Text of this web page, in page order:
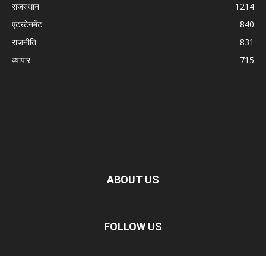
राजस्थान
1214
एंटरटेनमेंट
840
राजनीति
831
व्यापार
715
ABOUT US
FOLLOW US